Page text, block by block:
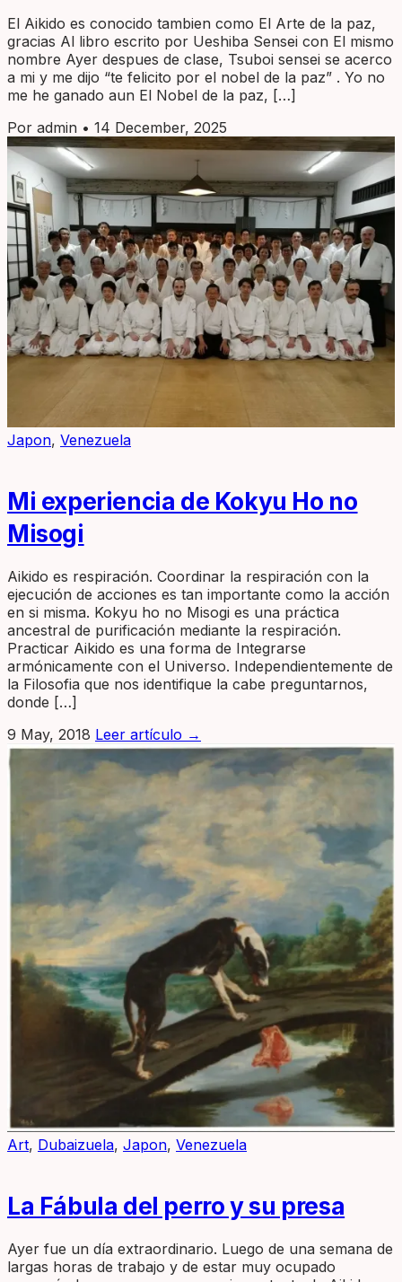
El Aikido es conocido tambien como El Arte de la paz,
gracias Al libro escrito por Ueshiba Sensei con El mismo
nombre Ayer despues de clase, Tsuboi sensei se acerco
a mi y me dijo “te felicito por el nobel de la paz” . Yo no
me he ganado aun El Nobel de la paz, […]
Por admin • 14 December, 2025
Japon, Venezuela
Mi experiencia de Kokyu Ho no
Misogi
Aikido es respiración. Coordinar la respiración con la
ejecución de acciones es tan importante como la acción
en si misma. Kokyu ho no Misogi es una práctica
ancestral de purificación mediante la respiración.
Practicar Aikido es una forma de Integrarse
armónicamente con el Universo. Independientemente de
la Filosofia que nos identifique la cabe preguntarnos,
donde […]
9 May, 2018 Leer artículo →
Art, Dubaizuela, Japon, Venezuela
La Fábula del perro y su presa
Ayer fue un día extraordinario. Luego de una semana de
largas horas de trabajo y de estar muy ocupado